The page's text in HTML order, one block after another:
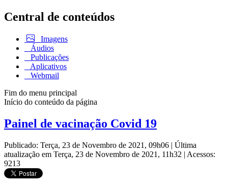
Central de conteúdos
Imagens
Áudios
Publicações
Aplicativos
Webmail
Fim do menu principal
Início do conteúdo da página
Painel de vacinação Covid 19
Publicado: Terça, 23 de Novembro de 2021, 09h06 | Última
atualização em Terça, 23 de Novembro de 2021, 11h32 | Acessos:
9213